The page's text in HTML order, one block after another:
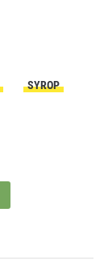
SYROP